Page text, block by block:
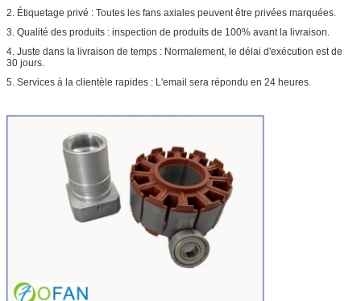
2. Étiquetage privé : Toutes les fans axiales peuvent être privées marquées.
3. Qualité des produits : inspection de produits de 100% avant la livraison.
4. Juste dans la livraison de temps : Normalement, le délai d'exécution est de
30 jours.
5. Services à la clientèle rapides : L'email sera répondu en 24 heures.